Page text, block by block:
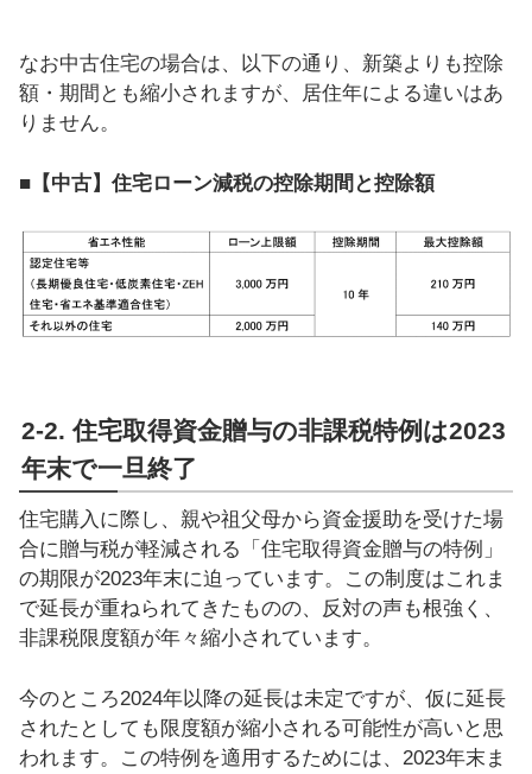
なお中古住宅の場合は、以下の通り、新築よりも控除
額・期間とも縮小されますが、居住年による違いはあ
りません。
■【中古】住宅ローン減税の控除期間と控除額
2-2. 住宅取得資金贈与の非課税特例は2023
年末で一旦終了
住宅購入に際し、親や祖父母から資金援助を受けた場
合に贈与税が軽減される「住宅取得資金贈与の特例」
の期限が2023年末に迫っています。この制度はこれま
で延長が重ねられてきたものの、反対の声も根強く、
非課税限度額が年々縮小されています。
今のところ2024年以降の延長は未定ですが、仮に延長
されたとしても限度額が縮小される可能性が高いと思
われます。この特例を適用するためには、2023年末ま